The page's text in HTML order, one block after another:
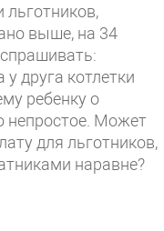
льготников,
выше, на 34
друга котлетки
ребенку о
непростое. Может
для льготников,
наравне?